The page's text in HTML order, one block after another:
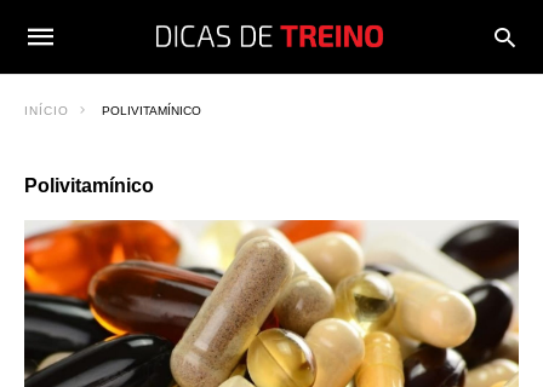
INÍCIO POLIVITAMÍNICO
Polivitamínico